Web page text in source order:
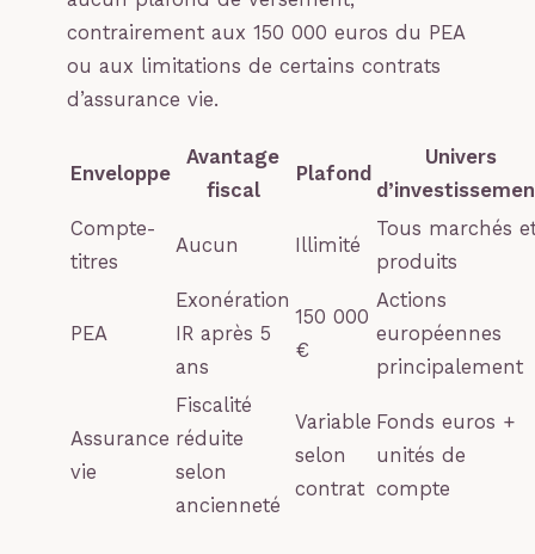
contrairement aux 150 000 euros du PEA
ou aux limitations de certains contrats
d’assurance vie.
Enveloppe
Avantage
fiscal
Plafond
Univers
Compte-
titres
Aucun Illimité
Tous marchés
produits
PEA
Exonération
IR après 5
ans
150 000
€
Actions
européennes
principalement
Assurance
vie
Fiscalité
réduite
selon
ancienneté
Variable
selon
contrat
Fonds euros +
unités de
compte